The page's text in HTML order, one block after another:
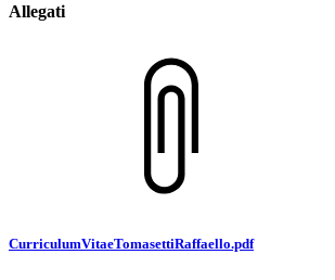
Allegati
CurriculumVitaeTomasettiRaffaello.pdf